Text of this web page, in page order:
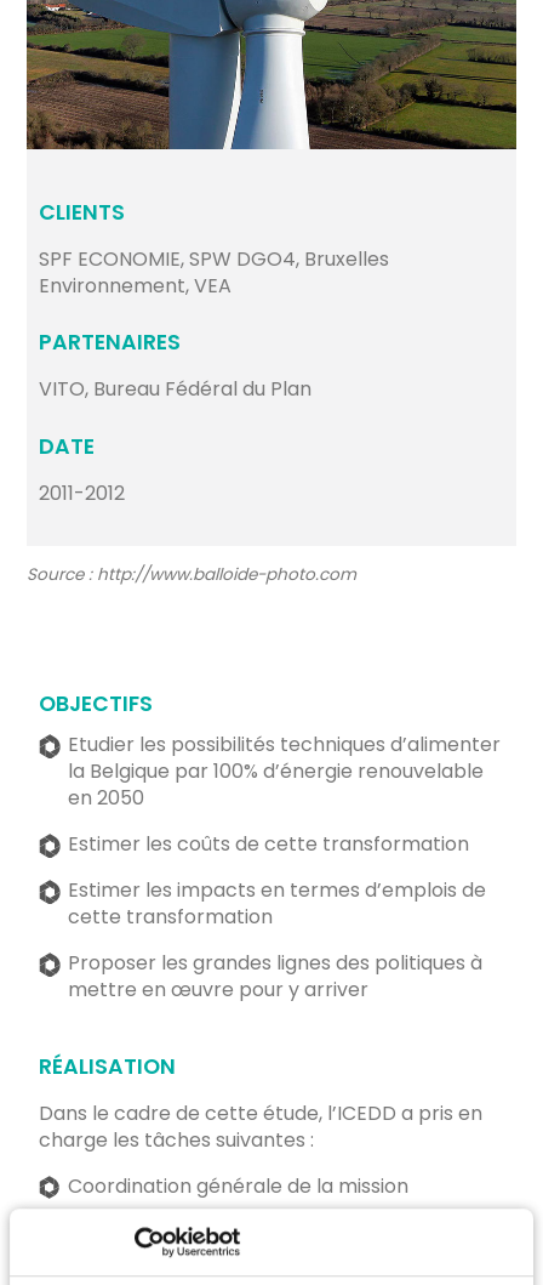
CLIENTS
SPF ECONOMIE, SPW DGO4, Bruxelles
Environnement, VEA
PARTENAIRES
VITO, Bureau Fédéral du Plan
DATE
2011-2012
Source : http://www.balloide-photo.com
OBJECTIFS
Etudier les possibilités techniques d’alimenter
la Belgique par 100% d’énergie renouvelable
en 2050
Estimer les coûts de cette transformation
Estimer les impacts en termes d’emplois de
cette transformation
Proposer les grandes lignes des politiques à
mettre en œuvre pour y arriver
RÉALISATION
Dans le cadre de cette étude, l’ICEDD a pris en
charge les tâches suivantes :
Coordination générale de la mission
Estimation de potentiels de production
renouvelable